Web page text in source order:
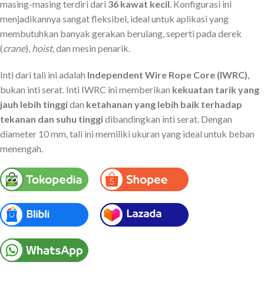
masing-masing terdiri dari 36 kawat kecil. Konfigurasi ini
menjadikannya sangat fleksibel, ideal untuk aplikasi yang
membutuhkan banyak gerakan berulang, seperti pada derek
(crane), hoist, dan mesin penarik.
Inti dari tali ini adalah Independent Wire Rope Core (IWRC),
bukan inti serat. Inti IWRC ini memberikan kekuatan tarik yang
jauh lebih tinggidan ketahanan yang lebih baik terhadap
tekanan dan suhu tinggidibandingkan inti serat. Dengan
diameter 10 mm, tali ini memiliki ukuran yang ideal untuk beban
menengah.